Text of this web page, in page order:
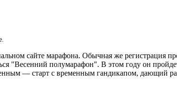
сайте марафона. Обычная же регистрация
"Весенний полумарафон". В этом году он
— старт с временным гандикапом, дающий